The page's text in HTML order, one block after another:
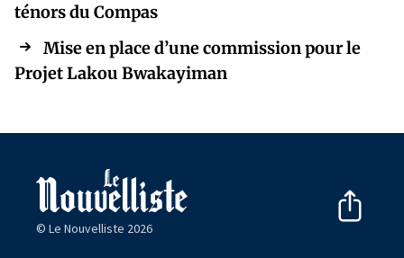
ténors du Compas
Mise en place d’une commission pour le
Projet Lakou Bwakayiman
© Le Nouvelliste 2026